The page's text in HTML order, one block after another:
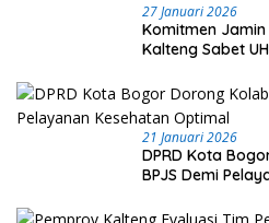
27 Januari 2026
Komitmen
Kalteng Sabet
21 Januari 2026
DPRD Kota
BPJS Demi